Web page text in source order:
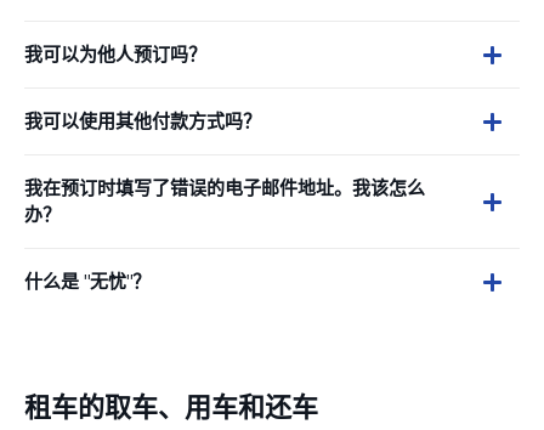
我可以为他人预订吗？
我可以使用其他付款方式吗？
我在预订时填写了错误的电子邮件地址。我该怎么
办？
什么是 "无忧"？
租车的取车、用车和还车